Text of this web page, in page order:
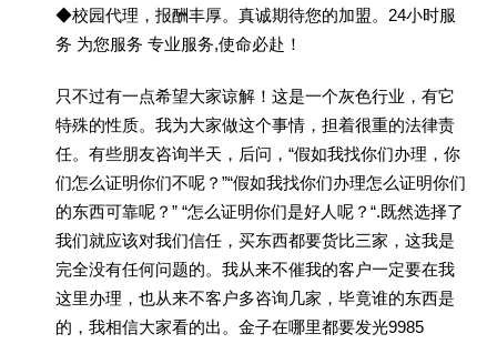
◆校园代理，报酬丰厚。真诚期待您的加盟。24小时服
务 为您服务 专业服务,使命必赴！
只不过有一点希望大家谅解！这是一个灰色行业，有它
特殊的性质。我为大家做这个事情，担着很重的法律责
任。有些朋友咨询半天，后问，“假如我找你们办理，你
们怎么证明你们不呢？”“假如我找你们办理怎么证明你们
的东西可靠呢？” “怎么证明你们是好人呢？“.既然选择了
我们就应该对我们信任，买东西都要货比三家，这我是
完全没有任何问题的。我从来不催我的客户一定要在我
这里办理，也从来不客户多咨询几家，毕竟谁的东西是
的，我相信大家看的出。金子在哪里都要发光9985